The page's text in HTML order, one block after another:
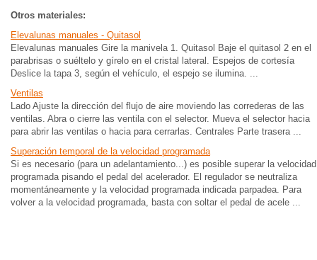
Otros materiales:
Elevalunas manuales - Quitasol
Elevalunas manuales Gire la manivela 1. Quitasol Baje el quitasol 2 en el
parabrisas o suéltelo y gírelo en el cristal lateral. Espejos de cortesía
Deslice la tapa 3, según el vehículo, el espejo se ilumina. ...
Ventilas
Lado Ajuste la dirección del flujo de aire moviendo las correderas de las
ventilas. Abra o cierre las ventila con el selector. Mueva el selector hacia
para abrir las ventilas o hacia para cerrarlas. Centrales Parte trasera ...
Superación temporal de la velocidad programada
Si es necesario (para un adelantamiento...) es posible superar la velocidad
programada pisando el pedal del acelerador. El regulador se neutraliza
momentáneamente y la velocidad programada indicada parpadea. Para
volver a la velocidad programada, basta con soltar el pedal de acele ...